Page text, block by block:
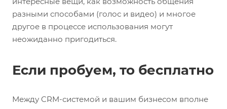
разными способами (голос и видео) и многое
другое в процессе использования могут
неожиданно пригодиться.
Если пробуем, то бесплатно
Между CRM-системой и вашим бизнесом вполне